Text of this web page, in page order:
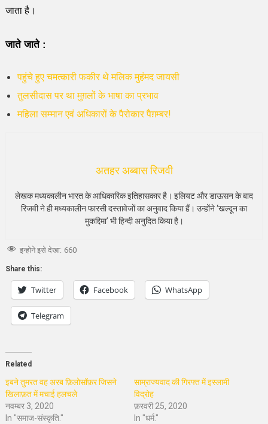
जाता है।
जाते जाते :
पहुंचे हुए चमत्कारी फकीर थे मलिक मुहंमद जायसी
तुलसीदास पर था मुग़लों के भाषा का प्रभाव
महिला सम्मान एवं अधिकारों के पैरोकार पैग़म्बर!
अतहर अब्बास रिजवी
लेखक मध्यकालीन भारत के आधिकारिक इतिहासकार है। इलियट और डाऊसन के बाद
रिजवी ने ही मध्यकालीन फारसी दस्तावेजों का अनुवाद किया हैं। उन्होंने ‘खल्दून का
मुकद्दिमा’ भी हिन्दी अनुदित किया है।
इन्होने इसे देखा: 660
Share this:
Twitter Facebook WhatsApp
Telegram
Related
इबने तुमरत वह अरब फ़िलोसॉफ़र जिसने
खिलाफ़त में मचाई हलचले
नवम्बर 3, 2020
In "समाज-संस्कृति."
साम्राज्यवाद की गिरफ्त में इस्लामी
विद्रोह
फ़रवरी 25, 2020
In "धर्म."